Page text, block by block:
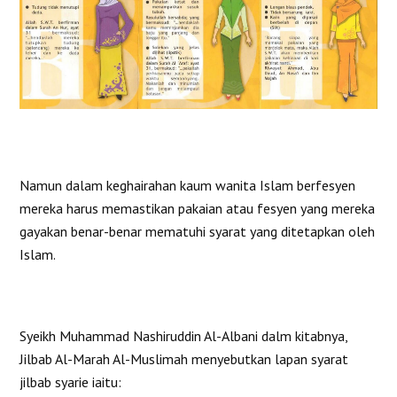
Namun dalam keghairahan kaum wanita Islam berfesyen
mereka harus memastikan pakaian atau fesyen yang mereka
gayakan benar-benar mematuhi syarat yang ditetapkan oleh
Islam.
Syeikh Muhammad Nashiruddin Al-Albani dalm kitabnya,
Jilbab Al-Marah Al-Muslimah menyebutkan lapan syarat
jilbab syarie iaitu: